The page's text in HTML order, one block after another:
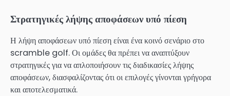
Στρατηγικές λήψης αποφάσεων υπό πίεση
Η λήψη αποφάσεων υπό πίεση είναι ένα κοινό σενάριο στο
scramble golf. Οι ομάδες θα πρέπει να αναπτύξουν
στρατηγικές για να απλοποιήσουν τις διαδικασίες λήψης
αποφάσεων, διασφαλίζοντας ότι οι επιλογές γίνονται γρήγορα
και αποτελεσματικά.